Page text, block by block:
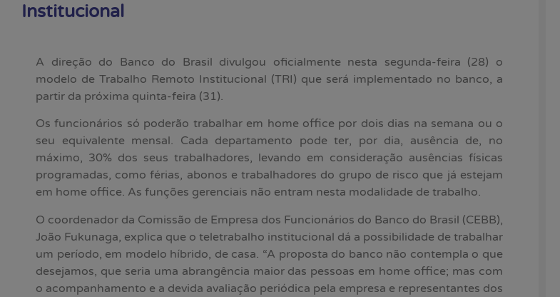
Institucional
A direção do Banco do Brasil divulgou oficialmente nesta segunda-feira (28) o
modelo de Trabalho Remoto Institucional (TRI) que será implementado no banco, a
partir da próxima quinta-feira (31).
Os funcionários só poderão trabalhar em home office por dois dias na semana ou o
seu equivalente mensal. Cada departamento pode ter, por dia, ausência de, no
máximo, 30% dos seus trabalhadores, levando em consideração ausências físicas
programadas, como férias, abonos e trabalhadores do grupo de risco que já estejam
em home office. As funções gerenciais não entram nesta modalidade de trabalho.
O coordenador da Comissão de Empresa dos Funcionários do Banco do Brasil (CEBB),
João Fukunaga, explica que o teletrabalho institucional dá a possibilidade de trabalhar
um período, em modelo híbrido, de casa. “A proposta do banco não contempla o que
desejamos, que seria uma abrangência maior das pessoas em home office; mas com
o acompanhamento e a devida avaliação periódica pela empresa e representantes dos